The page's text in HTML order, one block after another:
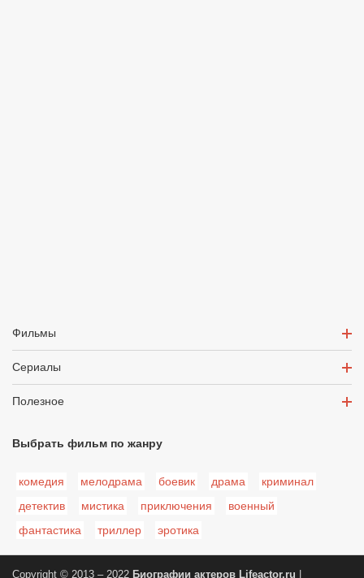
Фильмы
Сериалы
Полезное
Выбрать фильм по жанру
комедия мелодрама боевик драма
криминал
детектив
мистика приключения
военный
фантастика
триллер эротика
Copyright © 2013 – 2022 Биографии актеров Lifeactor.ru